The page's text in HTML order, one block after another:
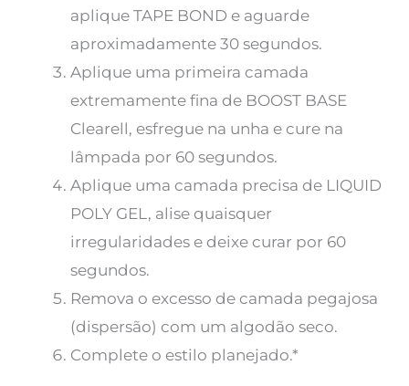
aplique TAPE BOND e aguarde
aproximadamente 30 segundos.
Aplique uma primeira camada
extremamente fina de BOOST BASE
Clearell, esfregue na unha e cure na
lâmpada por 60 segundos.
Aplique uma camada precisa de LIQUID
POLY GEL, alise quaisquer
irregularidades e deixe curar por 60
segundos.
Remova o excesso de camada pegajosa
(dispersão) com um algodão seco.
Complete o estilo planejado.*